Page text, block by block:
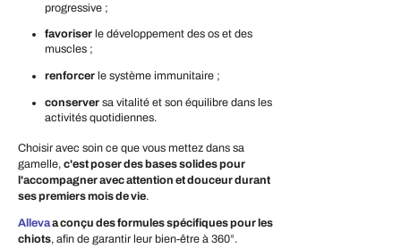
progressive ;
favoriser le développement des os et des
muscles ;
renforcer le système immunitaire ;
conserver sa vitalité et son équilibre dans les
activités quotidiennes.
Choisir avec soin ce que vous mettez dans sa
gamelle, c'est poser des bases solides pour
l'accompagner avec attention et douceur durant
ses premiers mois de vie.
Allevaa conçu des formules spécifiques pour les
chiots, afin de garantir leur bien-être à 360°.